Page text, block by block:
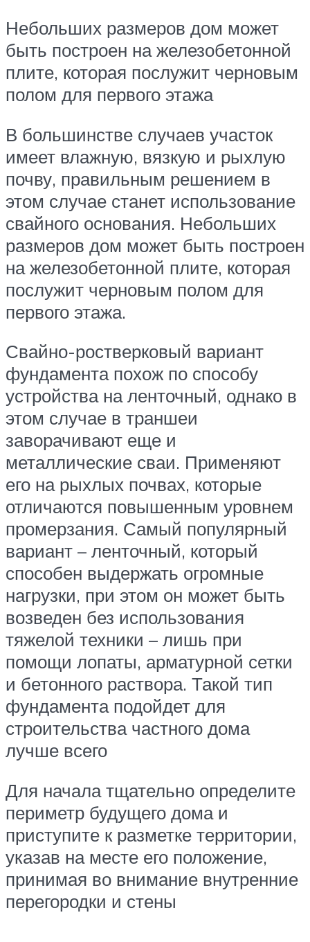
Небольших размеров дом может
быть построен на железобетонной
плите, которая послужит черновым
полом для первого этажа
В большинстве случаев участок
имеет влажную, вязкую и рыхлую
почву, правильным решением в
этом случае станет использование
свайного основания. Небольших
размеров дом может быть построен
на железобетонной плите, которая
послужит черновым полом для
первого этажа.
Свайно-ростверковый вариант
фундамента похож по способу
устройства на ленточный, однако в
этом случае в траншеи
заворачивают еще и
металлические сваи. Применяют
его на рыхлых почвах, которые
отличаются повышенным уровнем
промерзания. Самый популярный
вариант – ленточный, который
способен выдержать огромные
нагрузки, при этом он может быть
возведен без использования
тяжелой техники – лишь при
помощи лопаты, арматурной сетки
и бетонного раствора. Такой тип
фундамента подойдет для
строительства частного дома
лучше всего
Для начала тщательно определите
периметр будущего дома и
приступите к разметке территории,
указав на месте его положение,
принимая во внимание внутренние
перегородки и стены